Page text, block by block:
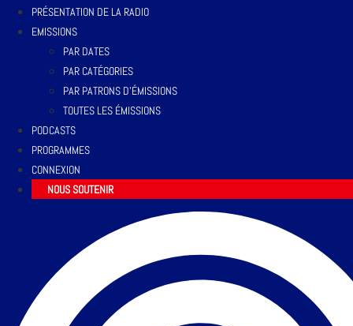
PRÉSENTATION DE LA RADIO
EMISSIONS
PAR DATES
PAR CATÉGORIES
PAR PATRONS D’ÉMISSIONS
TOUTES LES ÉMISSIONS
PODCASTS
PROGRAMMES
CONNEXION
NOUS SOUTENIR